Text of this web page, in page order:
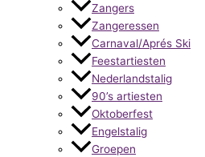
Zangers
Zangeressen
Carnaval/Aprés Ski
Feestartiesten
Nederlandstalig
90’s artiesten
Oktoberfest
Engelstalig
Groepen